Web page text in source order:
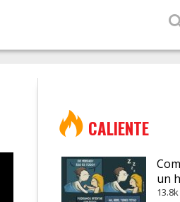
CALIENTE
un